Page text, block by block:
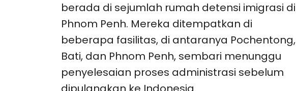
berada di sejumlah rumah detensi imigrasi di
Phnom Penh. Mereka ditempatkan di
beberapa fasilitas, di antaranya Pochentong,
Bati, dan Phnom Penh, sembari menunggu
penyelesaian proses administrasi sebelum